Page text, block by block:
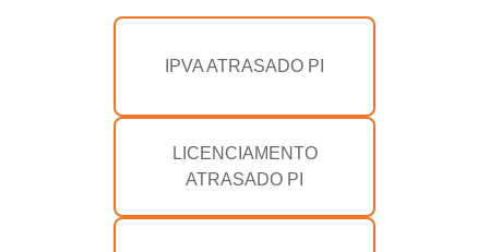
IPVA ATRASADO PI
LICENCIAMENTO
ATRASADO PI